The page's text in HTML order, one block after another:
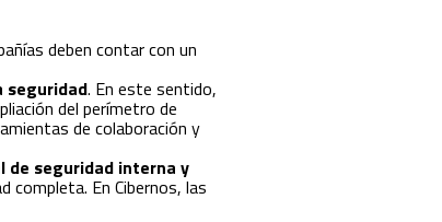
deben contar con un
seguridad. En este sentido,
del perímetro de
de colaboración y
seguridad interna y
completa. En Cibernos, las